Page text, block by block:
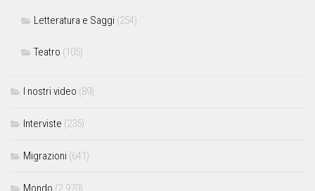
Letteratura e Saggi (254)
Teatro (105)
I nostri video (89)
Interviste (235)
Migrazioni (641)
Mondo (2.970)